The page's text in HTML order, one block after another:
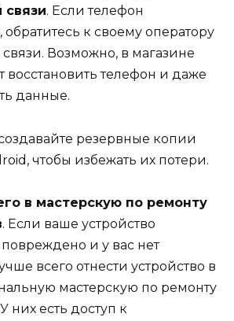
связи. Если телефон
к своему оператору
Возможно, в магазине
восстановить телефон и даже
данные.
резервные копии
чтобы избежать их потери.
в мастерскую по ремонту
. Если ваше устройство
и у вас нет
всего отнести устройство в
мастерскую по ремонту
них есть доступ к